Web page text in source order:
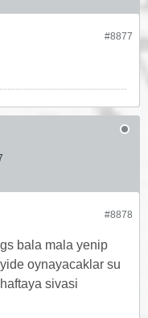
#8877
#8878
bala mala yenip
oynayacaklar su
sivasi